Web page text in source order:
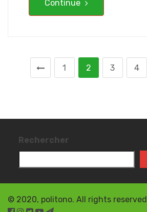
Continue
1 2 3 4
Rechercher
© 2020, politono. All rights reserved